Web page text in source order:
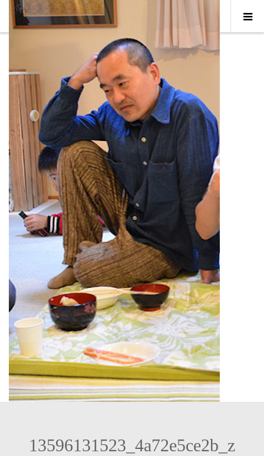
13596131523_4a72e5ce2b_z